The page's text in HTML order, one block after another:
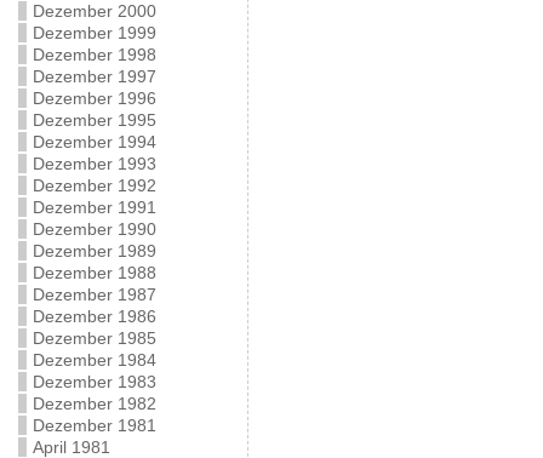
Dezember 2000
Dezember 1999
Dezember 1998
Dezember 1997
Dezember 1996
Dezember 1995
Dezember 1994
Dezember 1993
Dezember 1992
Dezember 1991
Dezember 1990
Dezember 1989
Dezember 1988
Dezember 1987
Dezember 1986
Dezember 1985
Dezember 1984
Dezember 1983
Dezember 1982
Dezember 1981
April 1981